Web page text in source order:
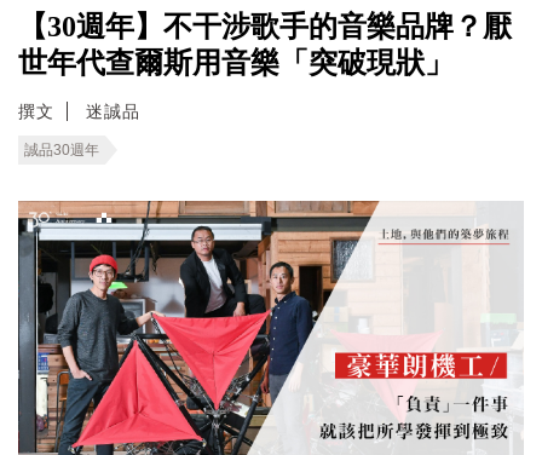
【30週年】不干涉歌手的音樂品牌？厭
世年代查爾斯用音樂「突破現狀」
撰文 迷誠品
誠品30週年